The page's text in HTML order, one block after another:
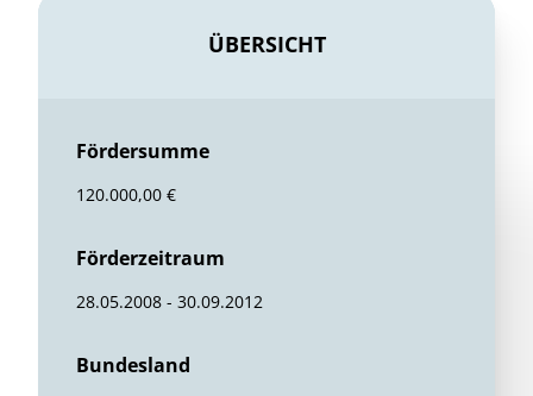
ÜBERSICHT
Fördersumme
120.000,00 €
Förderzeitraum
28.05.2008 - 30.09.2012
Bundesland